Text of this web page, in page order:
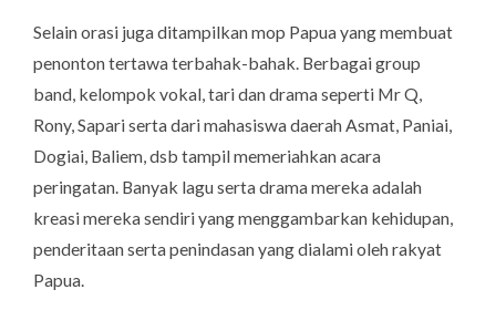
Selain orasi juga ditampilkan mop Papua yang membuat
penonton tertawa terbahak-bahak. Berbagai group
band, kelompok vokal, tari dan drama seperti Mr Q,
Rony, Sapari serta dari mahasiswa daerah Asmat, Paniai,
Dogiai, Baliem, dsb tampil memeriahkan acara
peringatan. Banyak lagu serta drama mereka adalah
kreasi mereka sendiri yang menggambarkan kehidupan,
penderitaan serta penindasan yang dialami oleh rakyat
Papua.